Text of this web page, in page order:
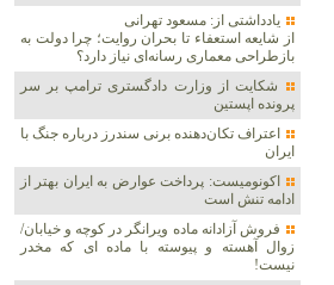
یادداشتی از: مسعود تهرانی
از شایعه استعفاء تا بحران روایت؛ چرا دولت به
بازطراحی معماری رسانه‌ای نیاز دارد؟
شکایت از وزارت دادگستری ترامپ بر سر
پرونده اپستین
اعتراف تکان‌دهنده برنی سندرز درباره جنگ با
ایران
اکونومیست: پرداخت عوارض به ایران بهتر از
ادامه تنش است
فروش آزادانه ماده ویرانگر در کوچه و خیابان/
زوال آهسته و پیوسته با ماده ای که مخدر
نیست!